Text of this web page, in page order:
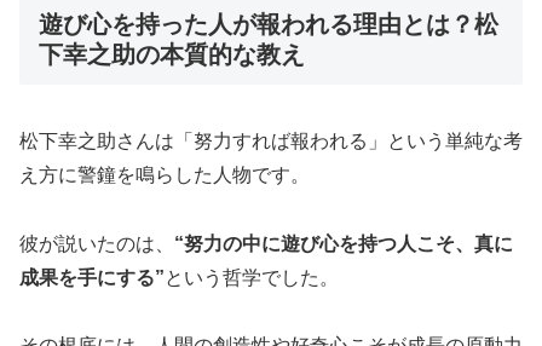
遊び心を持った人が報われる理由とは？松
下幸之助の本質的な教え
松下幸之助さんは「努力すれば報われる」という単純な考
え方に警鐘を鳴らした人物です。
彼が説いたのは、 “努力の中に遊び心を持つ人こそ、真に
成果を手にする”という哲学でした。